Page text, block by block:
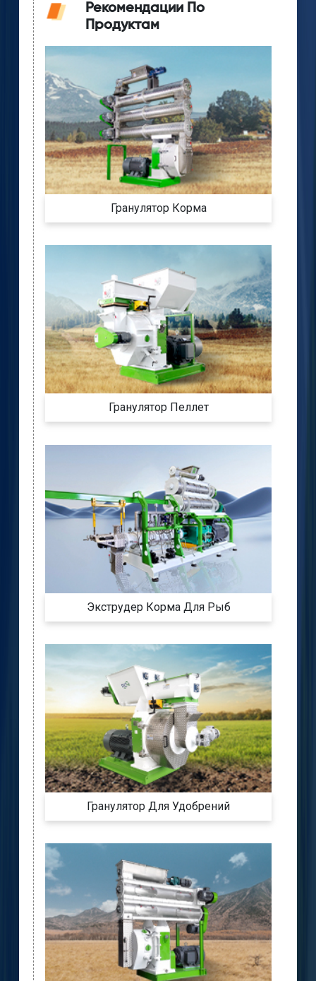
Рекомендации По
Продуктам
Гранулятор Корма
Гранулятор Пеллет
Экструдер Корма Для Рыб
Гранулятор Для Удобрений